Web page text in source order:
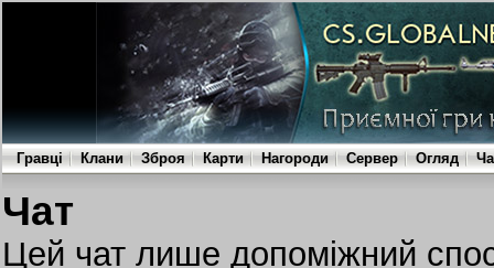
Гравці Клани Зброя Карти Нагороди Сервер Огляд